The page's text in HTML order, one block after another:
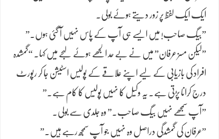
ایک ایک لفظ پر زور دیتے ہوئے بولی۔
​”بیگ صاحب! میں ایسے ہی آپ کے پاس نہیں آ گئی ہوں۔”
​”لیکن مسز عرفان” میں نے بے حد الجھے ہوئے لہجے میں کہا۔ “گمشدہ
افراد کی بازیابی کے لیے اپنے علاقے کے پولیس اسٹیشن جا کر رپورٹ
درج کرانا پڑتی ہے۔ یہ وکیل کا نہیں پولیس کا کام ہے۔”
​”آپ سمجھے نہیں بیگ صاحب۔” وہ جلدی سے بولی۔
​”عرفان کی گمشدگی دراصل وہ نہیں جو آپ سمجھ رہے ہیں۔”